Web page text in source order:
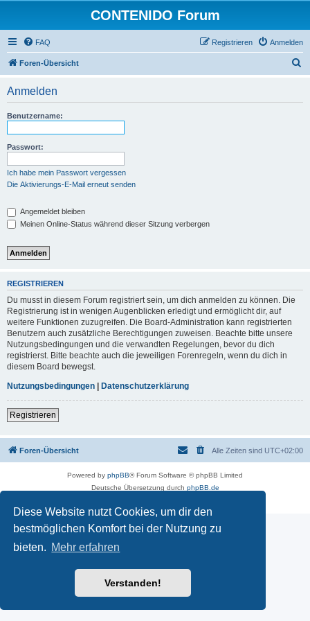
Diese Website nutzt Cookies, um dir den
bestmöglichen Komfort bei der Nutzung zu
bieten. Mehr erfahren
Verstanden!
CONTENIDO Forum
FAQ Anmelden
Registrieren
Foren-Übersicht
Anmelden
Benutzername:
Passwort:
Ich habe mein Passwort vergessen
Die Aktivierungs-E-Mail erneut senden
Angemeldet bleiben
Meinen Online-Status während dieser Sitzung verbergen
REGISTRIEREN
Du musst in diesem Forum registriert sein, um dich anmelden zu können. Die
Registrierung ist in wenigen Augenblicken erledigt und ermöglicht dir, auf
weitere Funktionen zuzugreifen. Die Board-Administration kann registrierten
Benutzern auch zusätzliche Berechtigungen zuweisen. Beachte bitte unsere
Nutzungsbedingungen und die verwandten Regelungen, bevor du dich
registrierst. Bitte beachte auch die jeweiligen Forenregeln, wenn du dich in
diesem Board bewegst.
Nutzungsbedingungen | Datenschutzerklärung
Registrieren
Foren-Übersicht Alle Zeiten sind UTC+02:00
Powered by phpBB® Forum Software © phpBB Limited
Deutsche Übersetzung durch phpBB.de